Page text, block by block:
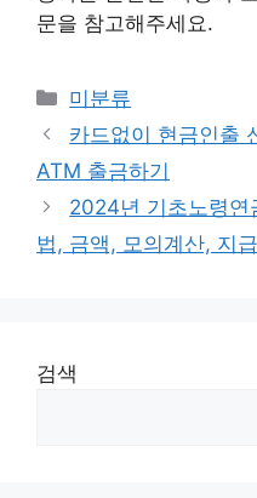
문을 참고해주세요.
Categories
미분류
카드없이 현금인출
ATM 출금하기
2024년 기초노령연
법, 금액, 모의계산, 지
검색